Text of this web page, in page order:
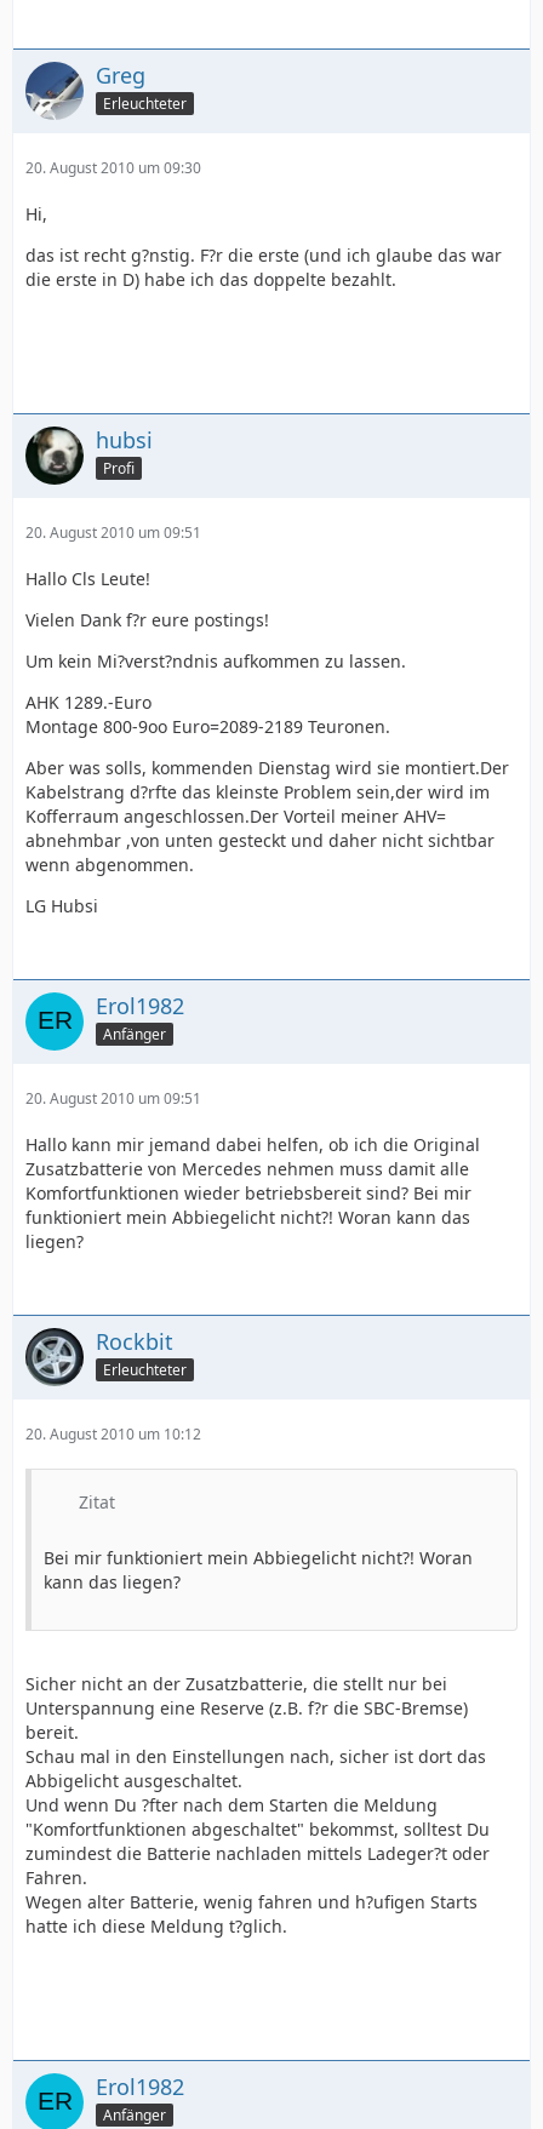
Greg
Erleuchteter
20. August 2010 um 09:30
Hi,
das ist recht g?nstig. F?r die erste (und ich glaube das war
die erste in D) habe ich das doppelte bezahlt.
hubsi
Profi
20. August 2010 um 09:51
Hallo Cls Leute!
Vielen Dank f?r eure postings!
Um kein Mi?verst?ndnis aufkommen zu lassen.
AHK 1289.-Euro
Montage 800-9oo Euro=2089-2189 Teuronen.
Aber was solls, kommenden Dienstag wird sie montiert.Der
Kabelstrang d?rfte das kleinste Problem sein,der wird im
Kofferraum angeschlossen.Der Vorteil meiner AHV=
abnehmbar ,von unten gesteckt und daher nicht sichtbar
wenn abgenommen.
LG Hubsi
Erol1982
Anfänger
20. August 2010 um 09:51
Hallo kann mir jemand dabei helfen, ob ich die Original
Zusatzbatterie von Mercedes nehmen muss damit alle
Komfortfunktionen wieder betriebsbereit sind? Bei mir
funktioniert mein Abbiegelicht nicht?! Woran kann das
liegen?
Rockbit
Erleuchteter
20. August 2010 um 10:12
Zitat
Bei mir funktioniert mein Abbiegelicht nicht?! Woran
kann das liegen?
Sicher nicht an der Zusatzbatterie, die stellt nur bei
Unterspannung eine Reserve (z.B. f?r die SBC-Bremse)
bereit.
Schau mal in den Einstellungen nach, sicher ist dort das
Abbigelicht ausgeschaltet.
Und wenn Du ?fter nach dem Starten die Meldung
"Komfortfunktionen abgeschaltet" bekommst, solltest Du
zumindest die Batterie nachladen mittels Ladeger?t oder
Fahren.
Wegen alter Batterie, wenig fahren und h?ufigen Starts
hatte ich diese Meldung t?glich.
Erol1982
Anfänger